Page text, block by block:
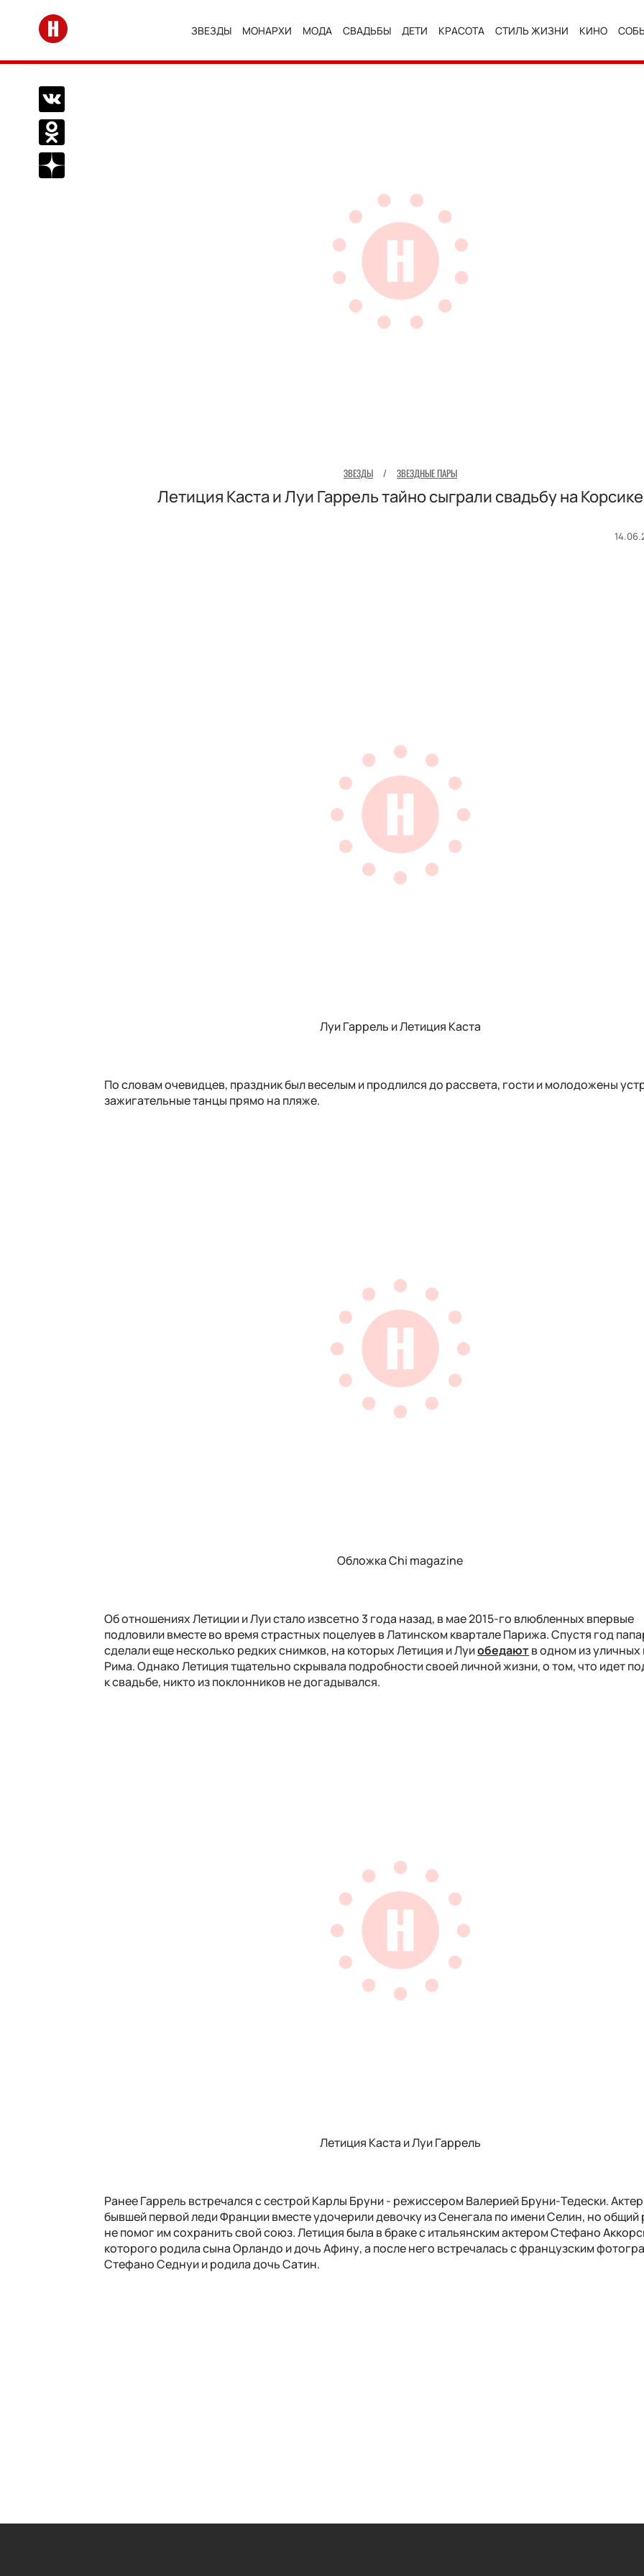
Перейти на главную
ЗВЕЗДЫ МОНАРХИ МОДА СВАДЬБЫ ДЕТИ КРАСОТА СТИЛЬ ЖИЗНИ КИНО
Поделиться Вконтакте
Поделиться в Одноклассниках
Подписаться на нас в Дзен
ЗВЕЗДЫ / ЗВЕЗДНЫЕ ПАРЫ
Летиция Каста и Луи Гаррель тайно сыграли свадьбу на Корсике
Луи Гаррель и Летиция Каста
По словам очевидцев, праздник был веселым и продлился до рассвета, гости и молодожены
зажигательные танцы прямо на пляже.
Обложка Chi magazine
Об отношениях Летиции и Луи стало извсетно 3 года назад, в мае 2015-го влюбленных впервые
подловили вместе во время страстных поцелуев в Латинском квартале Парижа. Спустя год
сделали еще несколько редких снимков, на которых Летиция и Луиобедаютв одном из уличных
Рима. Однако Летиция тщательно скрывала подробности своей личной жизни, о том, что идет
к свадьбе, никто из поклонников не догадывался.
Летиция Каста и Луи Гаррель
Ранее Гаррель встречался с сестрой Карлы Бруни - режиссером Валерией Бруни-Тедески. Актер
бывшей первой леди Франции вместе удочерили девочку из Сенегала по имени Селин, но общий
не помог им сохранить свой союз. Летиция была в браке с итальянским актером Стефано
которого родила сына Орландо и дочь Афину, а после него встречалась с французским
Стефано Седнуи и родила дочь Сатин.